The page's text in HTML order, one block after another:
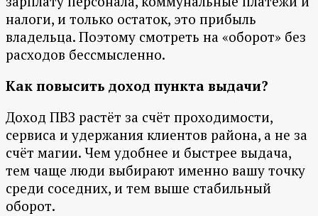
налоги, и только остаток, это прибыль
владельца. Поэтому смотреть на «оборот» без
расходов бессмысленно.
Как повысить доход пункта выдачи?
Доход ПВЗ растёт за счёт проходимости,
сервиса и удержания клиентов района, а не за
счёт магии. Чем удобнее и быстрее выдача,
тем чаще люди выбирают именно вашу точку
среди соседних, и тем выше стабильный
оборот.